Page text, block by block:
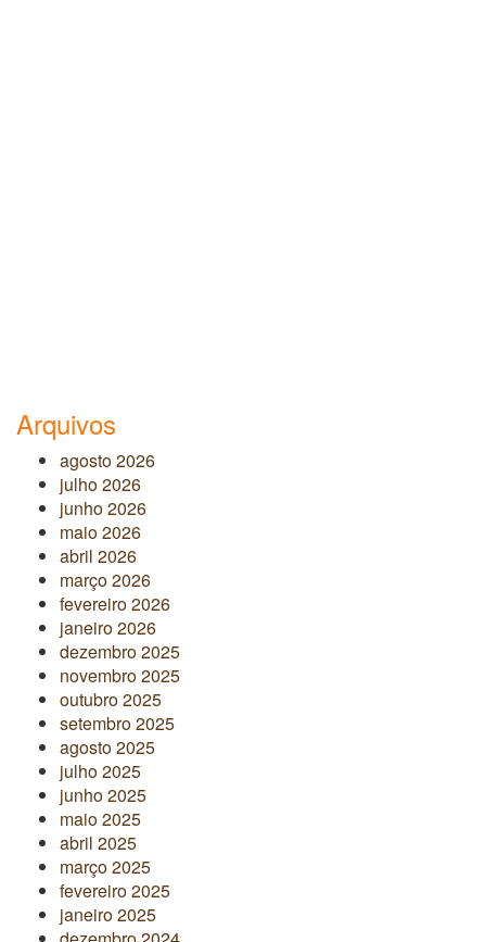
Arquivos
agosto 2026
julho 2026
junho 2026
maio 2026
abril 2026
março 2026
fevereiro 2026
janeiro 2026
dezembro 2025
novembro 2025
outubro 2025
setembro 2025
agosto 2025
julho 2025
junho 2025
maio 2025
abril 2025
março 2025
fevereiro 2025
janeiro 2025